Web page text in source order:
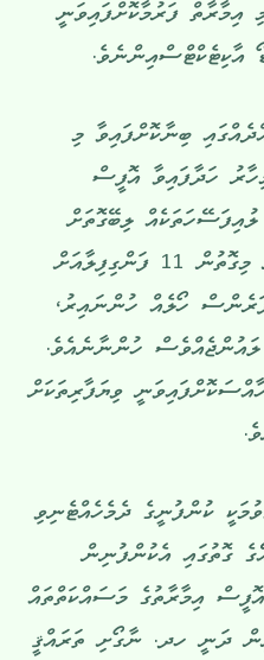
އިމާރާތް ފަރުމާކޮށްފައިވަނީ
އާކިޓެކްޓްސްއިންނެވެ.
ބިނާކޮށްފައިވާ މި
ހަދާފައިވާ އޮފީސް
ލިބޭގޮތަށް
ތަރައްޤީކުރާ އިމާރާތެކެވެ. އެގޮތުން މިގޮތުން 11 ފަންގިފިލާއަށް
ހޯލެއް ހުންނައިރު،
ހުންނާނެއެވެ.
ވިޔަފާރިތަކަށް
ކުންފުނީގެ ދެމެހެއްޓެނިވި
ގޮތުގައި އެކުންފުނިން
އިމާރާތުގެ މަސައްކަތްތައް
ދަނީ ހދ. ނާގޯށި ތަރައްޤީ